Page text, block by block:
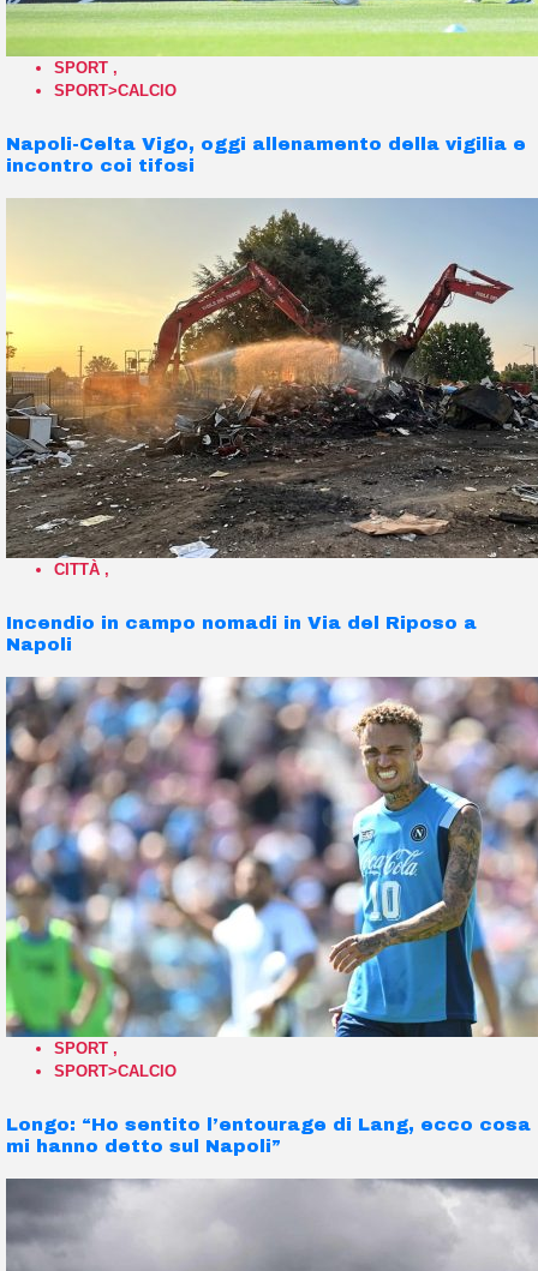
SPORT ,
SPORT>CALCIO
Napoli-Celta Vigo, oggi allenamento della vigilia e
incontro coi tifosi
CITTÀ ,
Incendio in campo nomadi in Via del Riposo a
Napoli
SPORT ,
SPORT>CALCIO
Longo: “Ho sentito l’entourage di Lang, ecco cosa
mi hanno detto sul Napoli”